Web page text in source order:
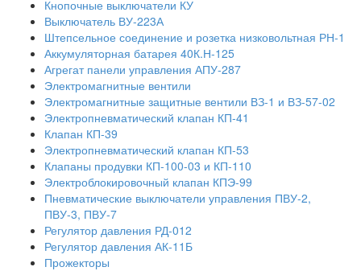
Кнопочные выключатели КУ
Выключатель ВУ-223А
Штепсельное соединение и розетка низковольтная РН-1
Аккумуляторная батарея 40К.Н-125
Агрегат панели управления АПУ-287
Электромагнитные вентили
Электромагнитные защитные вентили ВЗ-1 и ВЗ-57-02
Электропневматический клапан КП-41
Клапан КП-39
Электропневматический клапан КП-53
Клапаны продувки КП-100-03 и КП-110
Электроблокировочный клапан КПЭ-99
Пневматические выключатели управления ПВУ-2,
ПВУ-3, ПВУ-7
Регулятор давления РД-012
Регулятор давления АК-11Б
Прожекторы